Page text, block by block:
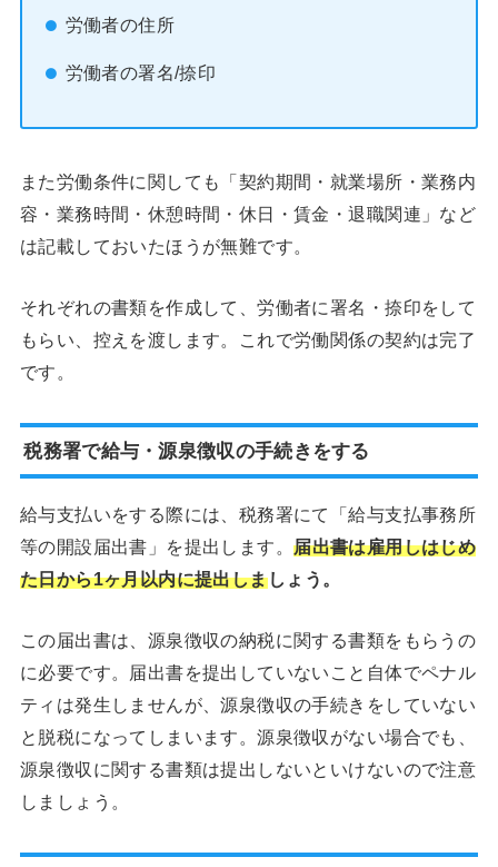
労働者の住所
労働者の署名/捺印
また労働条件に関しても「契約期間・就業場所・業務内
容・業務時間・休憩時間・休日・賃金・退職関連」など
は記載しておいたほうが無難です。
それぞれの書類を作成して、労働者に署名・捺印をして
もらい、控えを渡します。これで労働関係の契約は完了
です。
税務署で給与・源泉徴収の手続きをする
給与支払いをする際には、税務署にて「給与支払事務所
等の開設届出書」を提出します。届出書は雇用しはじめ
た日から1ヶ月以内に提出しましょう。
この届出書は、源泉徴収の納税に関する書類をもらうの
に必要です。届出書を提出していないこと自体でペナル
ティは発生しませんが、源泉徴収の手続きをしていない
と脱税になってしまいます。源泉徴収がない場合でも、
源泉徴収に関する書類は提出しないといけないので注意
しましょう。